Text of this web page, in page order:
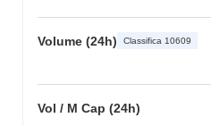
Volume (24h) Classifica 10609
Vol / M Cap (24h)